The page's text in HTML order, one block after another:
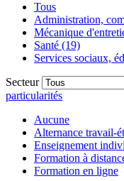
Tous
Administration,
Mécanique
Santé (19)
Services sociaux,
Secteur
particularités
Aucune
Alternance travail-
Enseignement
Formation à
Formation en ligne